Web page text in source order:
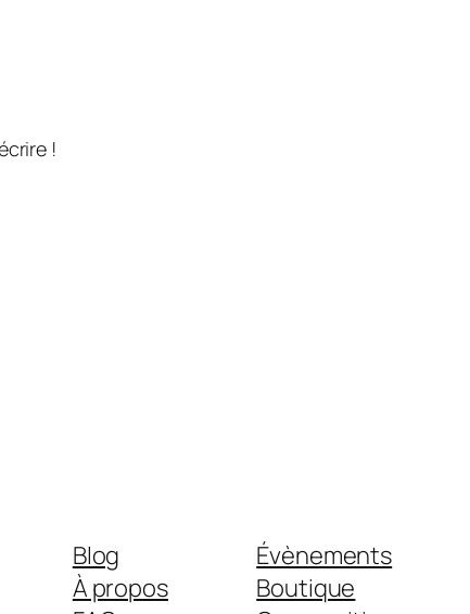
!
Blog
À propos
Évènements
Boutique